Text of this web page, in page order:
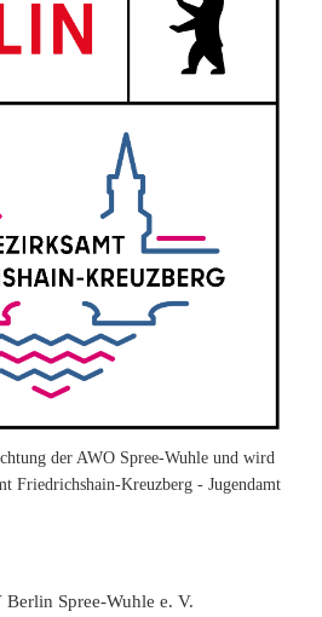
der AWO Spree-Wuhle und wird
Friedrichshain-Kreuzberg - Jugendamt